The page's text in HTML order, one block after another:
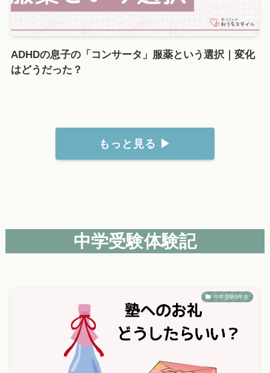
ADHDの息子の「コンサータ」服薬という選択｜変化
はどうだった？
もっと見る ▶
中学受験体験記
中学受験6年生